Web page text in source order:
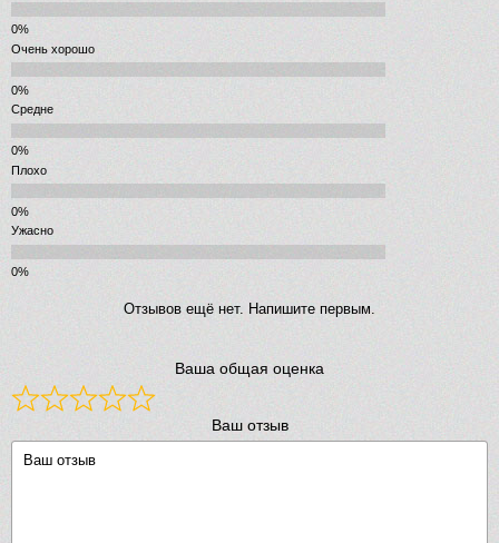
Очень хорошо
Средне
Плохо
Ужасно
Отзывов ещё нет. Напишите первым.
Ваша общая оценка
Ваш отзыв